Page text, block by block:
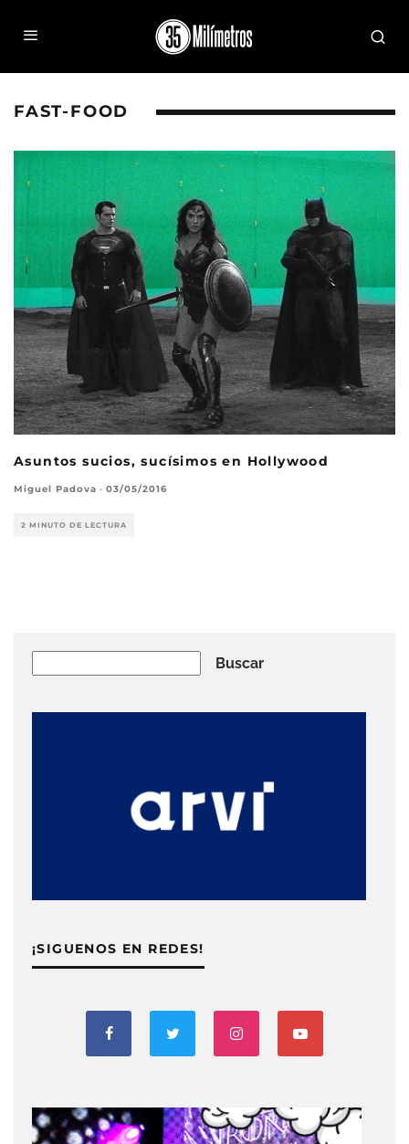
FAST-FOOD
Asuntos sucios, sucísimos en Hollywood
Miguel Padova · 03/05/2016
2 MINUTO DE LECTURA
Buscar
¡SIGUENOS EN REDES!